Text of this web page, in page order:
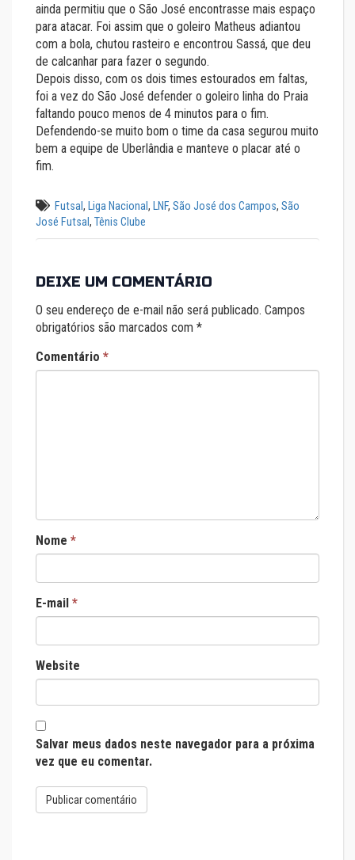
ainda permitiu que o São José encontrasse mais espaço
para atacar. Foi assim que o goleiro Matheus adiantou
com a bola, chutou rasteiro e encontrou Sassá, que deu
de calcanhar para fazer o segundo.
Depois disso, com os dois times estourados em faltas,
foi a vez do São José defender o goleiro linha do Praia
faltando pouco menos de 4 minutos para o fim.
Defendendo-se muito bom o time da casa segurou muito
bem a equipe de Uberlândia e manteve o placar até o
fim.
Futsal, Liga Nacional, LNF, São José dos Campos, São
José Futsal, Tênis Clube
DEIXE UM COMENTÁRIO
O seu endereço de e-mail não será publicado. Campos
obrigatórios são marcados com *
Comentário *
Nome *
E-mail *
Website
Salvar meus dados neste navegador para a próxima
vez que eu comentar.